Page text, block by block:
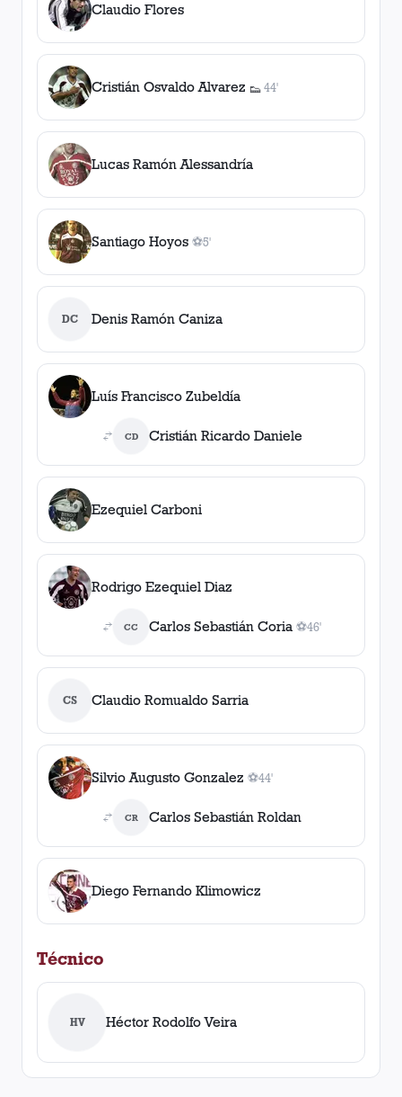
Claudio Flores
Cristián Osvaldo Alvarez 👟
1asistencia
44'
Lucas Ramón Alessandría
Santiago Hoyos ⚽
1gol
5'
DC Denis Ramón Caniza
Luís Francisco Zubeldía
CD Cristián Ricardo Daniele
Ezequiel Carboni
Rodrigo Ezequiel Diaz
CC Carlos Sebastián Coria ⚽
1gol
46'
CS Claudio Romualdo Sarria
Silvio Augusto Gonzalez ⚽
1gol
44'
CR Carlos Sebastián Roldan
Diego Fernando Klimowicz
Técnico
HV Héctor Rodolfo Veira